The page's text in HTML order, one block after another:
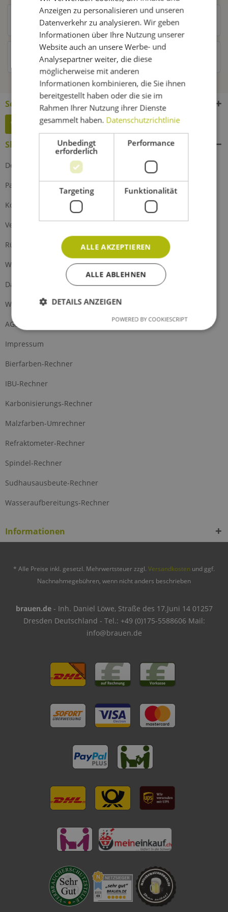
Kunden kauften auch
Kunden haben sich ebenfalls angesehen
Service Hotline
Widerruf erklären
Shop Service
Defektes Produkt
Partnerprogramm
Kontakt
Versand und Zahlung
Rückgabe
Widerrufsrecht
Datenschutz
Widerrufsformular
AGB
Impressum
Bierfarben-Rechner
IBU-Rechner
Karbonisierungs-Rechner
Malzfarben-Umrechner
Refraktometer-Rechner
Spindel-Rechner
Sudhausausbeute-Rechner
Wasseraufbereitungs-Rechner
Informationen
* Alle Preise inkl. gesetzl. Mehrwertsteuer zzgl. Versandkosten und ggf.
Nachnahmegebühren, wenn nicht anders beschrieben
brauen.de- Inh. Daniel Löwe, Straße des 17.Juni 14 01257
Dresden Deutschland - Tel.: +49 (0)175-5588606 Mail:
info@brauen.de
Anzeigen zu personalisieren und unseren
Datenverkehr zu analysieren. Wir geben
Informationen über Ihre Nutzung unserer
Website auch an unsere Werbe- und
Analysepartner weiter, die diese
möglicherweise mit anderen
Informationen kombinieren, die Sie ihnen
bereitgestellt haben oder die sie im
Rahmen Ihrer Nutzung ihrer Dienste
gesammelt haben. Datenschutzrichtlinie
Unbedingt
erforderlich
Performance
Targeting Funktionalität
ALLE AKZEPTIEREN
ALLE ABLEHNEN
DETAILS ANZEIGEN
POWERED BY COOKIESCRIPT